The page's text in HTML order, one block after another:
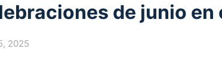
de junio en
2025